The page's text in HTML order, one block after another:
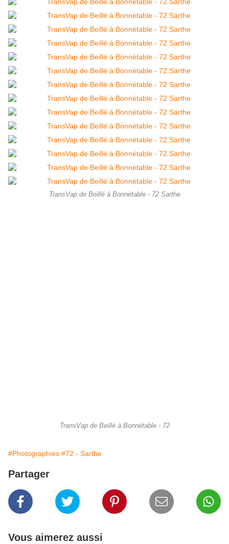
TransVap de Beillé à Bonnétable - 72 Sarthe
TransVap de Beillé à Bonnétable - 72
#Photographies #72 - Sarthe
Partager
Vous aimerez aussi